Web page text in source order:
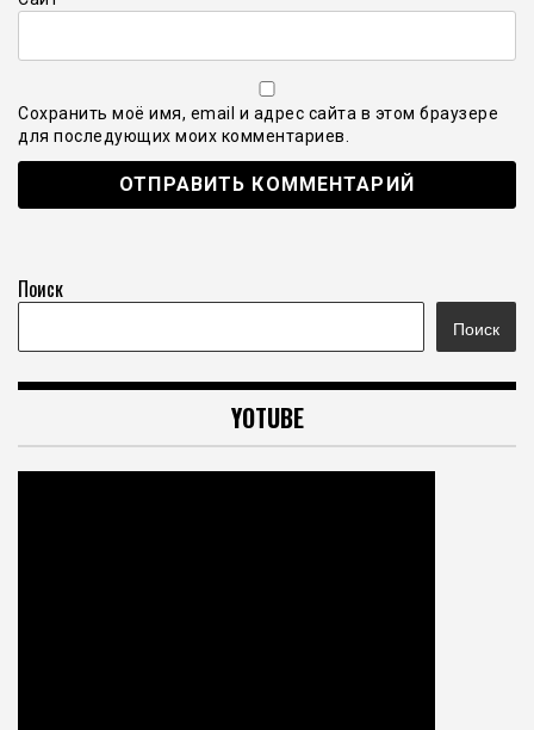
Сохранить моё имя, email и адрес сайта в этом браузере
для последующих моих комментариев.
Поиск
Поиск
YOTUBE